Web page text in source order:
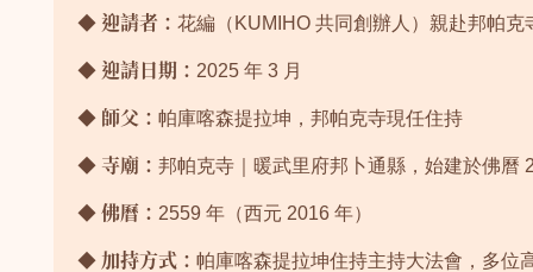
◆ 迎請者： 花編（KUMIHO 共同創辦人）親赴邦帕克
◆ 迎請日期： 2025 年 3 月
◆ 師父： 帕庫喀森提拉坤，邦帕克寺現任住持
◆ 寺廟： 邦帕克寺｜暖武里府邦卜通縣，始建於佛曆
◆ 佛曆： 2559 年（西元 2016 年）
◆ 加持方式： 帕庫喀森提拉坤住持主持大法會，多位